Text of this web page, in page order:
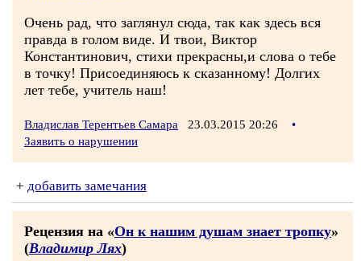
Очень рад, что заглянул сюда, так как здесь вся
правда в голом виде. И твои, Виктор
Константинович, стихи прекрасны,и слова о тебе
в точку! Присоединяюсь к сказанному! Долгих
лет тебе, учитель наш!
Владислав Терентьев Самара 23.03.2015 20:26
•
Заявить о нарушении
+ добавить замечания
Рецензия на «Он к нашим душам знает тропку»
(Владимир Лях)